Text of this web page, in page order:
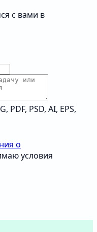
с вами в
PDF, PSD, AI, EPS,
о
условия